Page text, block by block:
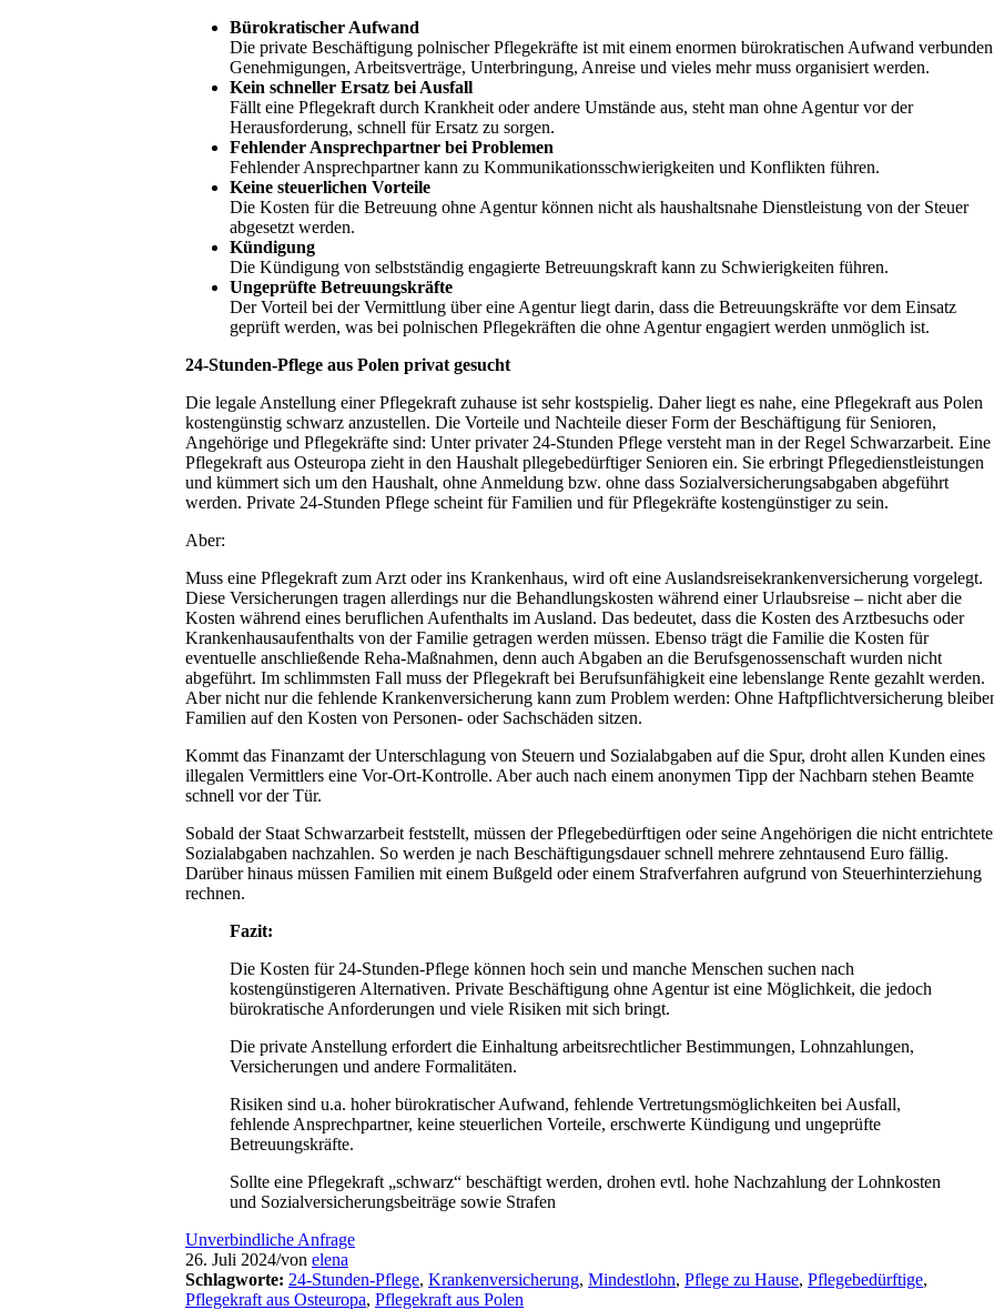
Bürokratischer Aufwand
Die private Beschäftigung polnischer Pflegekräfte ist mit einem enormen bürokratischen Aufwand
Genehmigungen, Arbeitsverträge, Unterbringung, Anreise und vieles mehr muss organisiert werden.
Kein schneller Ersatz bei Ausfall
Fällt eine Pflegekraft durch Krankheit oder andere Umstände aus, steht man ohne Agentur vor der
Herausforderung, schnell für Ersatz zu sorgen.
Fehlender Ansprechpartner bei Problemen
Fehlender Ansprechpartner kann zu Kommunikationsschwierigkeiten und Konflikten führen.
Keine steuerlichen Vorteile
Die Kosten für die Betreuung ohne Agentur können nicht als haushaltsnahe Dienstleistung von der Steuer
abgesetzt werden.
Kündigung
Die Kündigung von selbstständig engagierte Betreuungskraft kann zu Schwierigkeiten führen.
Ungeprüfte Betreuungskräfte
Der Vorteil bei der Vermittlung über eine Agentur liegt darin, dass die Betreuungskräfte vor dem Einsatz
geprüft werden, was bei polnischen Pflegekräften die ohne Agentur engagiert werden unmöglich ist.
24-Stunden-Pflege aus Polen privat gesucht
Die legale Anstellung einer Pflegekraft zuhause ist sehr kostspielig. Daher liegt es nahe, eine Pflegekraft aus Polen
kostengünstig schwarz anzustellen. Die Vorteile und Nachteile dieser Form der Beschäftigung für Senioren,
Angehörige und Pflegekräfte sind: Unter privater 24-Stunden Pflege versteht man in der Regel Schwarzarbeit. Eine
Pflegekraft aus Osteuropa zieht in den Haushalt pllegebedürftiger Senioren ein. Sie erbringt Pflegedienstleistungen
und kümmert sich um den Haushalt, ohne Anmeldung bzw. ohne dass Sozialversicherungsabgaben abgeführt
werden. Private 24-Stunden Pflege scheint für Familien und für Pflegekräfte kostengünstiger zu sein.
Aber:
Muss eine Pflegekraft zum Arzt oder ins Krankenhaus, wird oft eine Auslandsreisekrankenversicherung vorgelegt.
Diese Versicherungen tragen allerdings nur die Behandlungskosten während einer Urlaubsreise – nicht aber die
Kosten während eines beruflichen Aufenthalts im Ausland. Das bedeutet, dass die Kosten des Arztbesuchs oder
Krankenhausaufenthalts von der Familie getragen werden müssen. Ebenso trägt die Familie die Kosten für
eventuelle anschließende Reha-Maßnahmen, denn auch Abgaben an die Berufsgenossenschaft wurden nicht
abgeführt. Im schlimmsten Fall muss der Pflegekraft bei Berufsunfähigkeit eine lebenslange Rente gezahlt werden.
Aber nicht nur die fehlende Krankenversicherung kann zum Problem werden: Ohne Haftpflichtversicherung
Familien auf den Kosten von Personen- oder Sachschäden sitzen.
Kommt das Finanzamt der Unterschlagung von Steuern und Sozialabgaben auf die Spur, droht allen Kunden eines
illegalen Vermittlers eine Vor-Ort-Kontrolle. Aber auch nach einem anonymen Tipp der Nachbarn stehen Beamte
schnell vor der Tür.
Sobald der Staat Schwarzarbeit feststellt, müssen der Pflegebedürftigen oder seine Angehörigen die nicht
Sozialabgaben nachzahlen. So werden je nach Beschäftigungsdauer schnell mehrere zehntausend Euro fällig.
Darüber hinaus müssen Familien mit einem Bußgeld oder einem Strafverfahren aufgrund von Steuerhinterziehung
rechnen.
Fazit:
Die Kosten für 24-Stunden-Pflege können hoch sein und manche Menschen suchen nach
kostengünstigeren Alternativen. Private Beschäftigung ohne Agentur ist eine Möglichkeit, die jedoch
bürokratische Anforderungen und viele Risiken mit sich bringt.
Die private Anstellung erfordert die Einhaltung arbeitsrechtlicher Bestimmungen, Lohnzahlungen,
Versicherungen und andere Formalitäten.
Risiken sind u.a. hoher bürokratischer Aufwand, fehlende Vertretungsmöglichkeiten bei Ausfall,
fehlende Ansprechpartner, keine steuerlichen Vorteile, erschwerte Kündigung und ungeprüfte
Betreuungskräfte.
Sollte eine Pflegekraft „schwarz“ beschäftigt werden, drohen evtl. hohe Nachzahlung der Lohnkosten
und Sozialversicherungsbeiträge sowie Strafen
Unverbindliche Anfrage
26. Juli 2024/von elena
Schlagworte: 24-Stunden-Pflege, Krankenversicherung, Mindestlohn, Pflege zu Hause, Pflegebedürftige,
Pflegekraft aus Osteuropa, Pflegekraft aus Polen